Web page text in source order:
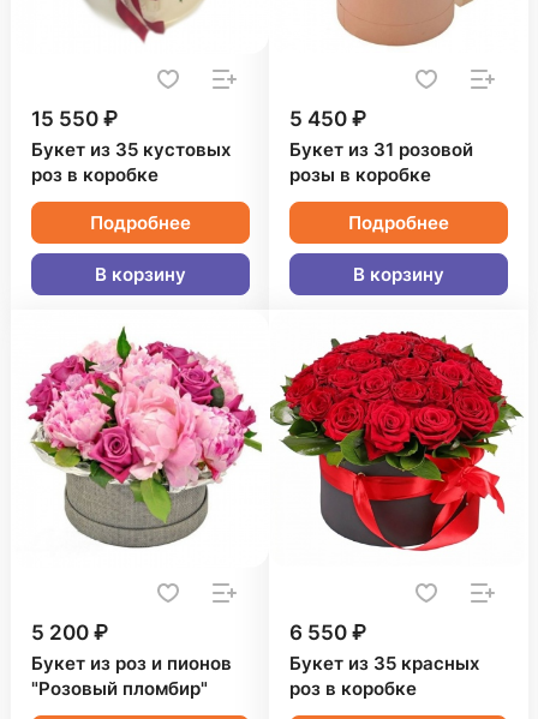
15 550 ₽
Букет из 35 кустовых
роз в коробке
Подробнее
В корзину
5 450 ₽
Букет из 31 розовой
розы в коробке
Подробнее
В корзину
5 200 ₽
Букет из роз и пионов
"Розовый пломбир"
6 550 ₽
Букет из 35 красных
роз в коробке